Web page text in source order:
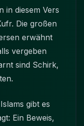
in diesem Vers
Die großen
erwähnt
vergeben
sind Schirk,
gibt es
Ein Beweis,